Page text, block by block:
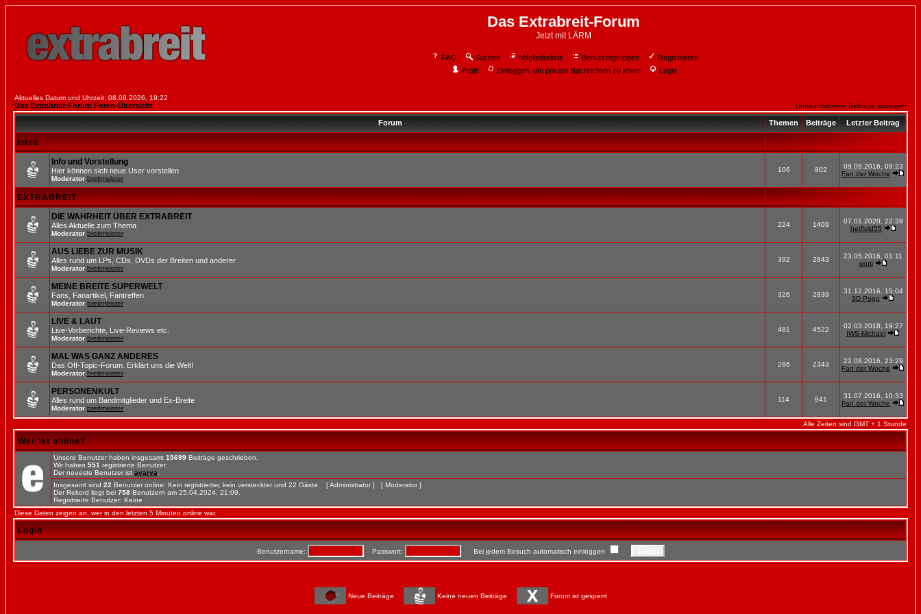
Das Extrabreit-Forum
Jetzt mit LÄRM
FAQ Suchen Mitgliederliste Benutzergruppen
Registrieren
Profil
Einloggen, um private Nachrichten zu lesen Login
Aktuelles Datum und Uhrzeit: 08.08.2026, 19:22
Das Extrabreit-Forum Foren-Übersicht Unbeantwortete Beiträge anzeigen
Forum Themen Beiträge Letzter Beitrag
Intro
Info und Vorstellung
Hier können sich neue User vorstellen
Moderator breitmeister
106 802
09.09.2016, 09:23
Fan der Woche
EXTRABREIT
DIE WAHRHEIT ÜBER EXTRABREIT
Alles Aktuelle zum Thema
Moderator breitmeister
224 1409
07.01.2020, 22:39
hetfield55
AUS LIEBE ZUR MUSIK
Alles rund um LPs, CDs, DVDs der Breiten und anderer
Moderator breitmeister
392 2843
23.05.2016, 01:11
potti
MEINE BREITE SUPERWELT
Fans, Fanartikel, Fantreffen
Moderator breitmeister
326 2839
31.12.2016, 15:04
3D Pogo
LIVE & LAUT
Live-Vorberichte, Live-Reviews etc.
Moderator breitmeister
481 4522
02.03.2018, 19:27
IWS-Michael
MAL WAS GANZ ANDERES
Das Off-Topic-Forum. Erklärt uns die Welt!
Moderator breitmeister
286 2343
22.08.2016, 23:29
Fan der Woche
PERSONENKULT
Alles rund um Bandmitglieder und Ex-Breite
Moderator breitmeister
114 941
31.07.2016, 10:33
Fan der Woche
Alle Zeiten sind GMT + 1 Stunde
Wer ist online?
Unsere Benutzer haben insgesamt 15699 Beiträge geschrieben.
Wir haben 551 registrierte Benutzer.
Der neueste Benutzer ist avarya
Insgesamt sind 22 Benutzer online: Kein registrierter, kein versteckter und 22 Gäste. [Administrator ] [ Moderator ]
Der Rekord liegt bei 758 Benutzern am 25.04.2024, 21:09.
Registrierte Benutzer: Keine
Diese Daten zeigen an, wer in den letzten 5 Minuten online war.
Login
Benutzername: Passwort: Bei jedem Besuch automatisch einloggen
Neue Beiträge Keine neuen Beiträge Forum ist gesperrt